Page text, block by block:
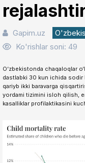
Gapim.uz
Ko'rishlar soni: 49
O‘zbekistonda chaqaloqlar
dastlabki 30 kun ichida sodir
qariyb ikki baravarga
yordami tizimini isloh qilish,
kasalliklar profilaktikasini